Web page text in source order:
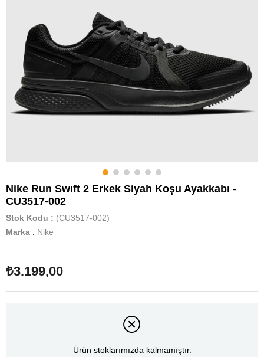
Nike Run Swıft 2 Erkek Siyah Koşu Ayakkabı -
CU3517-002
Stok Kodu
(CU3517-002)
Marka : Nike
₺3.199,00
Ürün stoklarımızda kalmamıştır.